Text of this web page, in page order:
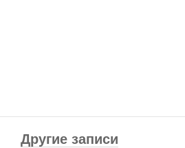
Другие записи